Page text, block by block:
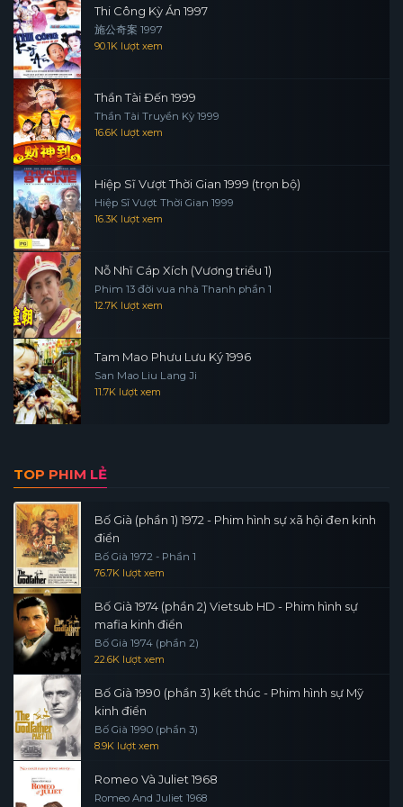
Thi Công Kỳ Án 1997
施公奇案 1997
90.1K lượt xem
Thần Tài Đến 1999
Thần Tài Truyền Kỳ 1999
16.6K lượt xem
Hiệp Sĩ Vượt Thời Gian 1999 (trọn bộ)
Hiệp Sĩ Vượt Thời Gian 1999
16.3K lượt xem
Nỗ Nhĩ Cáp Xích (Vương triều 1)
Phim 13 đời vua nhà Thanh phần 1
12.7K lượt xem
Tam Mao Phưu Lưu Ký 1996
San Mao Liu Lang Ji
11.7K lượt xem
TOP PHIM LẺ
Bố Già (phần 1) 1972 - Phim hình sự xã hội đen kinh
điển
Bố Già 1972 - Phần 1
76.7K lượt xem
Bố Già 1974 (phần 2) Vietsub HD - Phim hình sự
mafia kinh điển
Bố Già 1974 (phần 2)
22.6K lượt xem
Bố Già 1990 (phần 3) kết thúc - Phim hình sự Mỹ
kinh điển
Bố Già 1990 (phần 3)
8.9K lượt xem
Romeo Và Juliet 1968
Romeo And Juliet 1968